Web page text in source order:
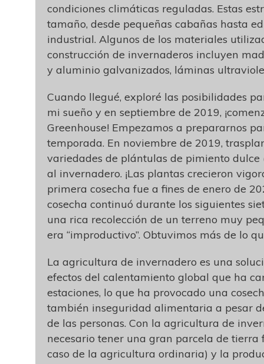
condiciones climáticas reguladas. Estas
tamaño, desde pequeñas cabañas hasta
industrial. Algunos de los materiales
construcción de invernaderos incluyen
y aluminio galvanizados, láminas
Cuando llegué, exploré las posibilidades
mi sueño y en septiembre de 2019,
Greenhouse! Empezamos a prepararnos
temporada. En noviembre de 2019,
variedades de plántulas de pimiento
al invernadero. ¡Las plantas crecieron
primera cosecha fue a fines de enero de
cosecha continuó durante los siguientes
una rica recolección de un terreno muy
era “improductivo”. Obtuvimos más de lo
La agricultura de invernadero es una
efectos del calentamiento global que ha
estaciones, lo que ha provocado una
también inseguridad alimentaria a pesar
de las personas. Con la agricultura de
necesario tener una gran parcela de tierra
caso de la agricultura ordinaria) y la